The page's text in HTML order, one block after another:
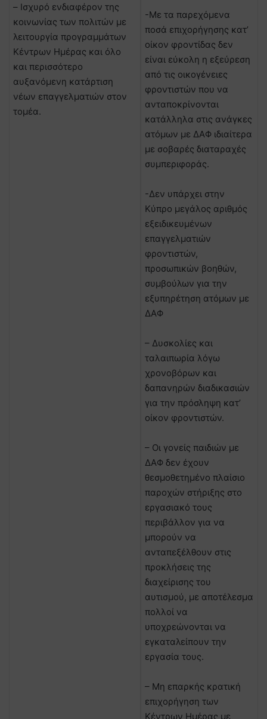
– Ισχυρό ενδιαφέρον της
κοινωνίας των πολιτών με
λειτουργία προγραμμάτων
Κέντρων Ημέρας και όλο
και περισσότερο
αυξανόμενη κατάρτιση
νέων επαγγελματιών στον
τομέα.
-Με τα παρεχόμενα
ποσά επιχορήγησης κατ’
οίκον φροντίδας δεν
είναι εύκολη η εξεύρεση
από τις οικογένειες
φροντιστών που να
ανταποκρίνονται
κατάλληλα στις ανάγκες
ατόμων με ΔΑΦ ιδιαίτερα
με σοβαρές διαταραχές
συμπεριφοράς.
-Δεν υπάρχει στην
Κύπρο μεγάλος αριθμός
εξειδικευμένων
επαγγελματιών
φροντιστών,
προσωπικών βοηθών,
συμβούλων για την
εξυπηρέτηση ατόμων με
ΔΑΦ
– Δυσκολίες και
ταλαιπωρία λόγω
χρονοβόρων και
δαπανηρών διαδικασιών
για την πρόσληψη κατ’
οίκον φροντιστών.
– Οι γονείς παιδιών με
ΔΑΦ δεν έχουν
θεσμοθετημένο πλαίσιο
παροχών στήριξης στο
εργασιακό τους
περιβάλλον για να
μπορούν να
ανταπεξέλθουν στις
προκλήσεις της
διαχείρισης του
αυτισμού, με αποτέλεσμα
πολλοί να
υποχρεώνονται να
εγκαταλείπουν την
εργασία τους.
– Μη επαρκής κρατική
επιχορήγηση των
Κέντρων Ημέρας με